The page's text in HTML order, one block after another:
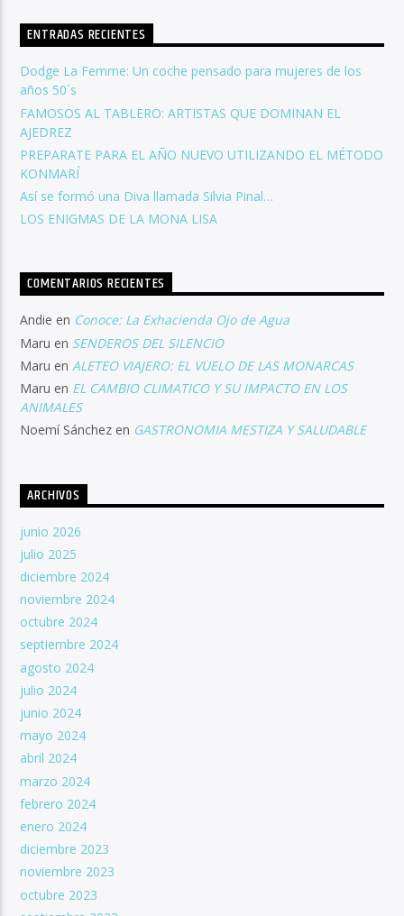
ENTRADAS RECIENTES
Dodge La Femme: Un coche pensado para mujeres de los
años 50´s
FAMOSOS AL TABLERO: ARTISTAS QUE DOMINAN EL
AJEDREZ
PREPARATE PARA EL AÑO NUEVO UTILIZANDO EL MÉTODO
KONMARÍ
Así se formó una Diva llamada Silvia Pinal…
LOS ENIGMAS DE LA MONA LISA
COMENTARIOS RECIENTES
Andie en Conoce: La Exhacienda Ojo de Agua
Maru en SENDEROS DEL SILENCIO
Maru en ALETEO VIAJERO: EL VUELO DE LAS MONARCAS
Maru en EL CAMBIO CLIMATICO Y SU IMPACTO EN LOS
ANIMALES
Noemí Sánchez en GASTRONOMIA MESTIZA Y SALUDABLE
ARCHIVOS
junio 2026
julio 2025
diciembre 2024
noviembre 2024
octubre 2024
septiembre 2024
agosto 2024
julio 2024
junio 2024
mayo 2024
abril 2024
marzo 2024
febrero 2024
enero 2024
diciembre 2023
noviembre 2023
octubre 2023